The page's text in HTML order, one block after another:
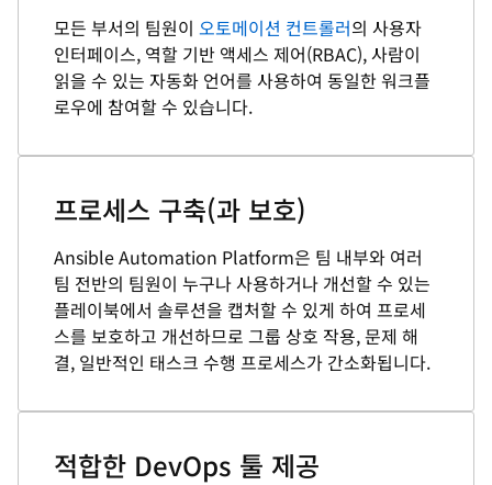
모든 부서의 팀원이 오토메이션 컨트롤러의 사용자
인터페이스, 역할 기반 액세스 제어(RBAC), 사람이
읽을 수 있는 자동화 언어를 사용하여 동일한 워크플
로우에 참여할 수 있습니다.
프로세스 구축(과 보호)
Ansible Automation Platform은 팀 내부와 여러
팀 전반의 팀원이 누구나 사용하거나 개선할 수 있는
플레이북에서 솔루션을 캡처할 수 있게 하여 프로세
스를 보호하고 개선하므로 그룹 상호 작용, 문제 해
결, 일반적인 태스크 수행 프로세스가 간소화됩니다.
적합한 DevOps 툴 제공